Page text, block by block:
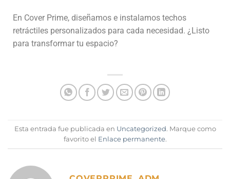
En Cover Prime, diseñamos e instalamos techos
retráctiles personalizados para cada necesidad. ¿Listo
para transformar tu espacio?
Esta entrada fue publicada en Uncategorized. Marque como
favorito el Enlace permanente.